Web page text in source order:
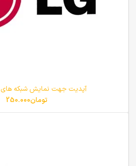
آپدیت جهت نمایش شبکه های HD سری LF
تومان250.000